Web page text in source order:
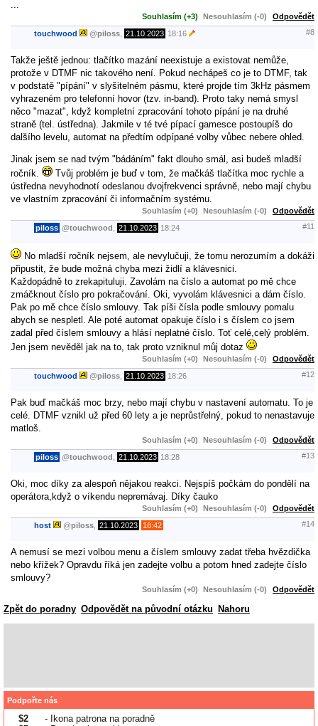
Souhlasím (+3) Nesouhlasím (-0) Odpovědět
touchwood @piloss 21.10.2023 18:16 #8
Takže ještě jednou: tlačítko mazání neexistuje a existovat nemůže,
protože v DTMF nic takového není. Pokud nechápeš co je to DTMF, tak
v podstatě "pípání" v slyšitelném pásmu, které projde tím 3kHz pásmem
vyhrazeném pro telefonní hovor (tzv. in-band). Proto taky nemá smysl
něco "mazat", když kompletní zpracování tohoto pípání je na druhé
straně (tel. ústředna). Jakmile v té tvé pípací gamesce postoupíš do
dalšího levelu, automat na předtím odpípané volby vůbec nebere ohled.
Jinak jsem se nad tvým "bádáním" fakt dlouho smál, asi budeš mladší
ročník.
Tvůj problém je buď v tom, že mačkáš tlačítka moc rychle a
ústředna nevyhodnotí odeslanou dvojfrekvenci správně, nebo mají chybu
ve vlastním zpracování či informačním systému.
Souhlasím (+0) Nesouhlasím (-0) Odpovědět
piloss @touchwood 21.10.2023 18:24 #11
No mladší ročník nejsem, ale nevylučuji, že tomu nerozumím a dokáži
připustit, že bude možná chyba mezi židlí a klávesnici.
Každopádně to zrekapituluji. Zavolám na číslo a automat po mě chce
zmáčknout číslo pro pokračování. Oki, vyvolám klávesnici a dám číslo.
Pak po mě chce číslo smlouvy. Tak píši čísla podle smlouvy pomalu
abych se nespletl. Ale poté automat opakuje číslo i s číslem co jsem
zadal před číslem smlouvy a hlásí neplatné číslo. Toť celé,celý problém.
Jen jsem nevěděl jak na to, tak proto vzniknul můj dotaz
Souhlasím (+0) Nesouhlasím (-0) Odpovědět
touchwood @piloss 21.10.2023 18:26 #12
Pak buď mačkáš moc brzy, nebo mají chybu v nastavení automatu. To je
celé. DTMF vznikl už před 60 lety a je neprůstřelný, pokud to nenastavuje
matloš.
Souhlasím (+0) Nesouhlasím (-0) Odpovědět
piloss @touchwood 21.10.2023 18:28 #13
Oki, moc díky za alespoň nějakou reakci. Nejspíš počkám do pondělí na
operátora,když o víkendu nepremávaj. Díky čauko
Souhlasím (+0) Nesouhlasím (-0) Odpovědět
host @piloss 21.10.2023 18:42 #14
A nemusí se mezi volbou menu a číslem smlouvy zadat třeba hvězdička
nebo křížek? Opravdu říká jen zadejte volbu a potom hned zadejte číslo
smlouvy?
Souhlasím (+0) Nesouhlasím (-0) Odpovědět
Zpět do poradny Odpovědět na původní otázku Nahoru
Podpořte nás
$2
- Ikona patrona na poradně